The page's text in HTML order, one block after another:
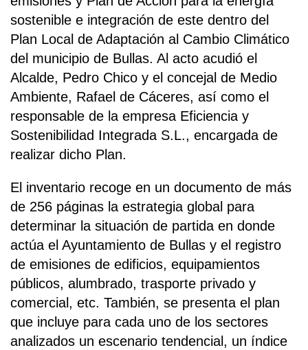
sostenible e integración de este dentro del
Plan Local de Adaptación al Cambio Climático
del municipio de Bullas. Al acto acudió el
Alcalde, Pedro Chico y el concejal de Medio
Ambiente, Rafael de Cáceres, así como el
responsable de la empresa Eficiencia y
Sostenibilidad Integrada S.L., encargada de
realizar dicho Plan.
El inventario recoge en un documento de más
de 256 páginas la estrategia global para
determinar la situación de partida en donde
actúa el Ayuntamiento de Bullas y el registro
de emisiones de edificios, equipamientos
públicos, alumbrado, trasporte privado y
comercial, etc. También, se presenta el plan
que incluye para cada uno de los sectores
analizados un escenario tendencial, un índice